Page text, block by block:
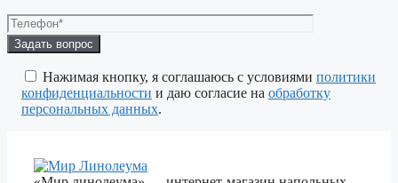
Оставьте
это
поле
пустым.
Нажимая кнопку, я соглашаюсь с условиями политики
конфиденциальности и даю согласие на обработку
персональных данных.